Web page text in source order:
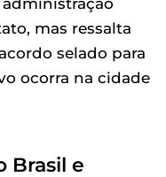
administração
mas ressalta
selado para
ocorra na cidade
Brasil e